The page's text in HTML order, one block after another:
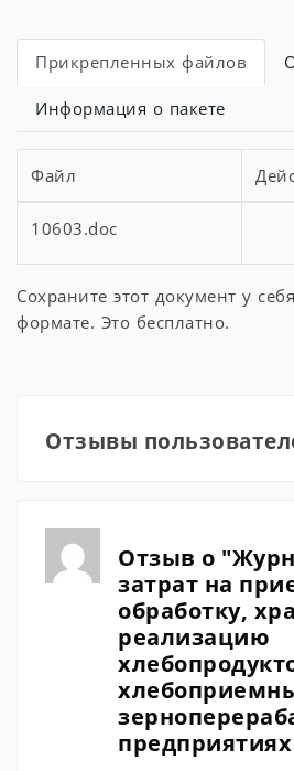
Прикрепленных файлов
Информация о пакете
Файл
10603.doc
Сохраните этот документ у
формате. Это бесплатно.
Отзывы
Отзыв о
затрат на
обработку,
реализацию